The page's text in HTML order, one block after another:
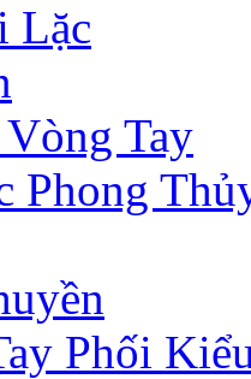
Lặc
Tay
Phong
Phối